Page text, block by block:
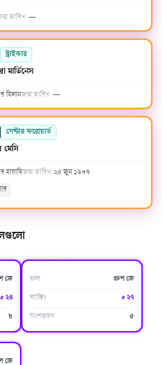
তারিখ:—
স্ট্রাইকার
মার্তিনেস
মিলানজন্ম তারিখ:—
সেন্টার ফরোয়ার্ড
মেসি
মায়ামিজন্ম তারিখ:২৪ জুন ১৯৮৭
জে
# ২৪
৮
গ্রুপ গ্রুপ জে
র‍্যাঙ্কিং # ২৭
অংশগ্রহণ ৫
জে